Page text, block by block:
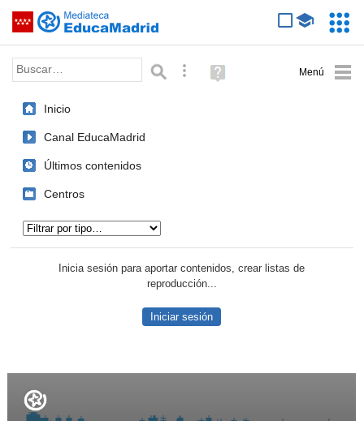
Saltar navegación
Palabra o frase: Búsqueda avanzada
Ayuda
(en
Inicio
Canal EducaMadrid
Últimos contenidos
Centros
Inicia sesión para aportar contenidos, crear listas de
reproducción...
Iniciar sesión